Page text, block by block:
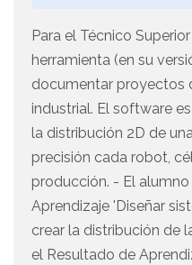
Para el Técnico
herramienta (en su
documentar proyectos
industrial. El software
la distribución 2D de
precisión cada robot,
producción. - El
Aprendizaje 'Diseñar
crear la distribución de
el Resultado de